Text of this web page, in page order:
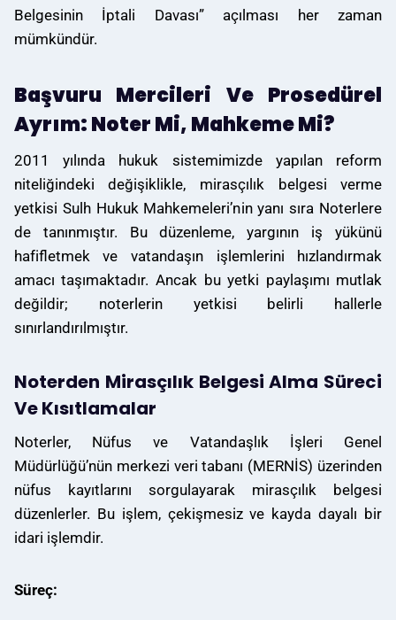
Belgesinin İptali Davası” açılması her zaman
mümkündür.
Başvuru Mercileri Ve Prosedürel
Ayrım: Noter Mi, Mahkeme Mi?
2011 yılında hukuk sistemimizde yapılan reform
niteliğindeki değişiklikle, mirasçılık belgesi verme
yetkisi Sulh Hukuk Mahkemeleri’nin yanı sıra Noterlere
de tanınmıştır. Bu düzenleme, yargının iş yükünü
hafifletmek ve vatandaşın işlemlerini hızlandırmak
amacı taşımaktadır. Ancak bu yetki paylaşımı mutlak
değildir; noterlerin yetkisi belirli hallerle
sınırlandırılmıştır.
Noterden Mirasçılık Belgesi Alma Süreci
Ve Kısıtlamalar
Noterler, Nüfus ve Vatandaşlık İşleri Genel
Müdürlüğü’nün merkezi veri tabanı (MERNİS) üzerinden
nüfus kayıtlarını sorgulayarak mirasçılık belgesi
düzenlerler. Bu işlem, çekişmesiz ve kayda dayalı bir
idari işlemdir.
Süreç: